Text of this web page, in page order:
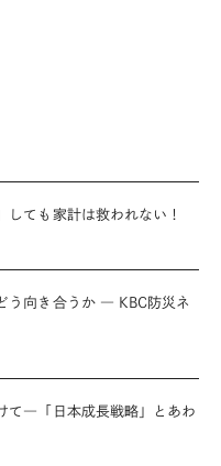
ても家計は救われない！
う向き合うか ― KBC防災ネ
て―「日本成長戦略」とあわ